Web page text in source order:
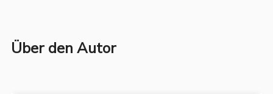
Über den Autor